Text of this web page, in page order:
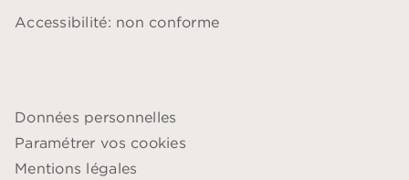
Accessibilité: non conforme
Données personnelles
Paramétrer vos cookies
Mentions légales